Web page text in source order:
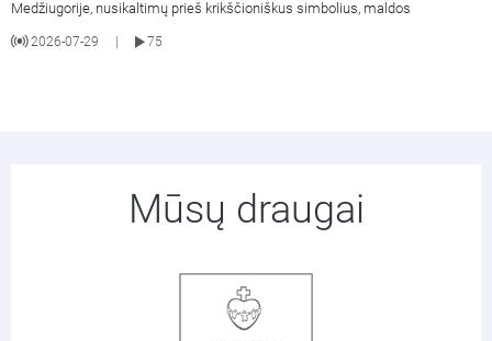
Medžiugorije, nusikaltimų prieš krikščioniškus simbolius, maldos
2026-07-29 75
Mūsų draugai